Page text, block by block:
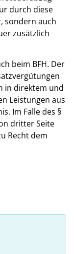
durch diese
sondern auch
zusätzlich
beim BFH. Der
in direktem und
Leistungen aus
Im Falle des §
dritter Seite
Recht dem